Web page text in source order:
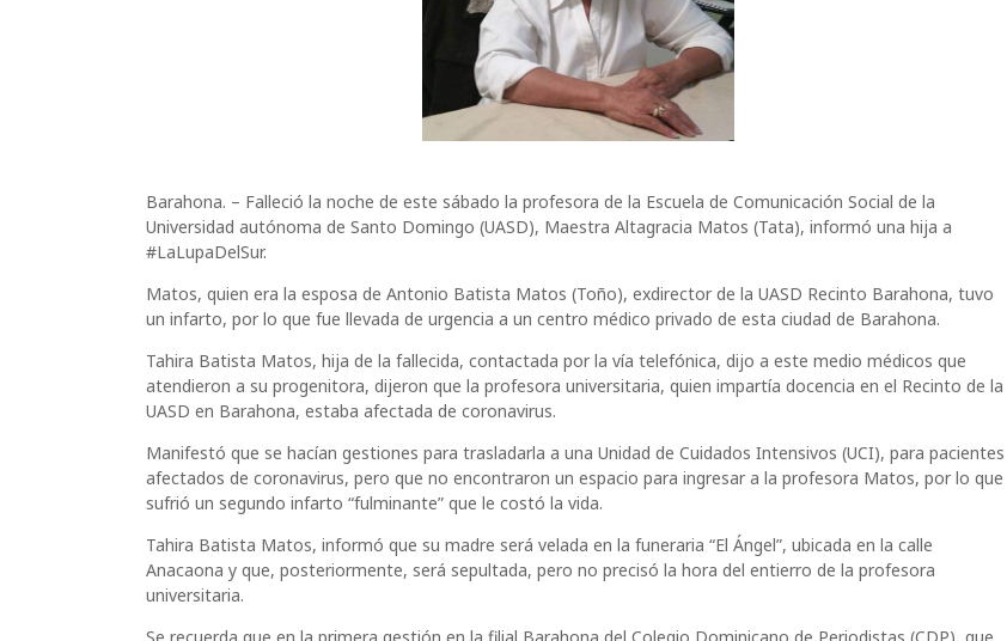
Barahona. – Falleció la noche de este sábado la profesora de la Escuela de Comunicación Social de la
Universidad autónoma de Santo Domingo (UASD), Maestra Altagracia Matos (Tata), informó una hija a
#LaLupaDelSur.
Matos, quien era la esposa de Antonio Batista Matos (Toño), exdirector de la UASD Recinto Barahona, tuvo
un infarto, por lo que fue llevada de urgencia a un centro médico privado de esta ciudad de Barahona.
Tahira Batista Matos, hija de la fallecida, contactada por la vía telefónica, dijo a este medio médicos que
atendieron a su progenitora, dijeron que la profesora universitaria, quien impartía docencia en el Recinto de la
UASD en Barahona, estaba afectada de coronavirus.
Manifestó que se hacían gestiones para trasladarla a una Unidad de Cuidados Intensivos (UCI), para pacientes
afectados de coronavirus, pero que no encontraron un espacio para ingresar a la profesora Matos, por lo que
sufrió un segundo infarto “fulminante” que le costó la vida.
Tahira Batista Matos, informó que su madre será velada en la funeraria “El Ángel”, ubicada en la calle
Anacaona y que, posteriormente, será sepultada, pero no precisó la hora del entierro de la profesora
universitaria.